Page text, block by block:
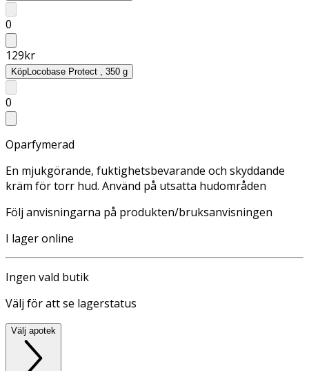
0
129kr
KöpLocobase Protect , 350 g
0
Oparfymerad
En mjukgörande, fuktighetsbevarande och skyddande
kräm för torr hud. Använd på utsatta hudområden
Följ anvisningarna på produkten/bruksanvisningen
I lager online
Ingen vald butik
Välj för att se lagerstatus
Välj apotek